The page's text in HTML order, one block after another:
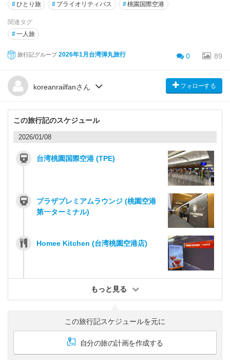
#ひとり旅 # プライオリティパス #桃園国際空港
関連タグ
#一人旅
旅行記グループ 2026年1月台湾弾丸旅行 0 89
koreanrailfanさん フォローする
この旅行記のスケジュール
2026/01/08
台湾桃園国際空港 (TPE)
プラザプレミアムラウンジ (桃園空港
第一ターミナル)
Homee Kitchen (台湾桃園空港店)
もっと見る
この旅行記スケジュールを元に
自分の旅の計画を作成する